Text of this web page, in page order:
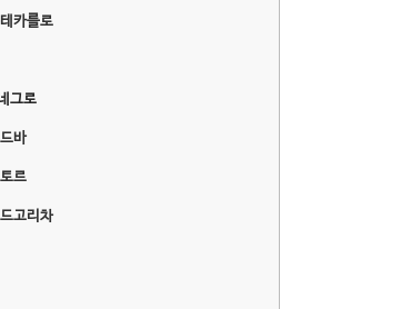
카를로
그로
바
르
고리차